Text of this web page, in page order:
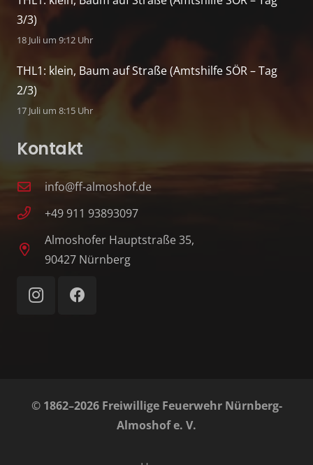
3/3)
18 Juli um 9:12 Uhr
THL1: klein, Baum auf Straße (Amtshilfe SÖR – Tag
2/3)
17 Juli um 8:15 Uhr
Kontakt
info@ff-almoshof.de
+49 911 93893097
Almoshofer Hauptstraße 35,
90427 Nürnberg
© 1862–2026 Freiwillige Feuerwehr Nürnberg-
Almoshof e. V.